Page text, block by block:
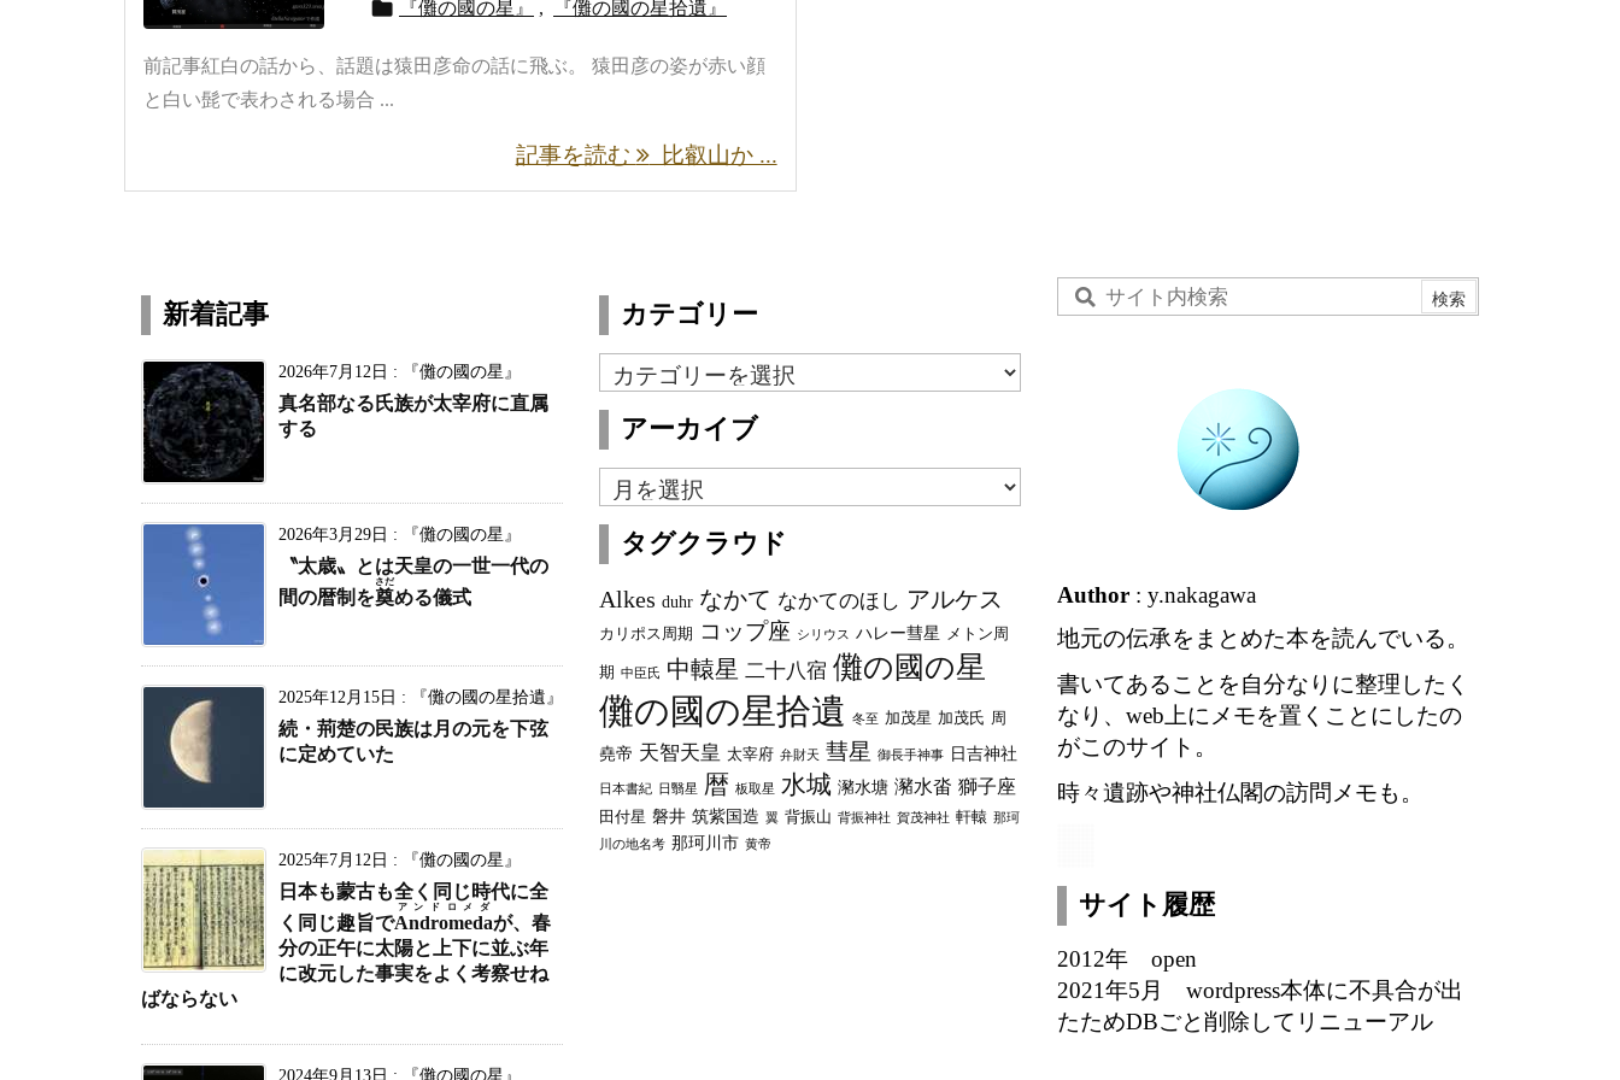
 『儺の國の星』 , 『儺の國の星拾遺』
前記事紅白の話から、話題は猿田彦命の話に飛ぶ。 猿田彦の姿が赤い顔
と白い髭で表わされる場合 ...
記事を読む 比叡山か ...
新着記事
2026年7月12日 : 『儺の國の星』
真名部なる氏族が太宰府に直属
する
2026年3月29日 : 『儺の國の星』
〝太歳〟とは天皇の一世一代の
間の暦制を奠
さだ
める儀式
2025年12月15日 : 『儺の國の星拾遺』
続・荊楚の民族は月の元を下弦
に定めていた
2025年7月12日 : 『儺の國の星』
日本も蒙古も全く同じ時代に全
く同じ趣旨でAndromeda
アンドロメダ
が、春
分の正午に太陽と上下に並ぶ年
に改元した事実をよく考察せね
ばならない
2024年9月13日 : 『儺の國の星』
カテゴリー
カ
テ
リ
ー
アーカイブ
ア
ー
ブ
タグクラウド
Alkes duhr なかて なかてのほし アルケス
カリポス周期 コップ座 シリウス ハレー彗星 メトン周
期 中臣氏 中轅星 二十八宿 儺の國の星
儺の國の星拾遺 冬至 加茂星 加茂氏 周
堯帝 天智天皇 太宰府 弁財天 彗星 御長手神事 日吉神社
日本書紀 日翳星 暦 板取星 水城 瀦水塘 瀦水畓 獅子座
田付星 磐井 筑紫国造 翼 背振山 背振神社 賀茂神社 軒轅 那珂
川の地名考 那珂川市 黄帝
Author : y.nakagawa
地元の伝承をまとめた本を読んでいる。
書いてあることを自分なりに整理したく
なり、web上にメモを置くことにしたの
がこのサイト。
時々遺跡や神社仏閣の訪問メモも。
サイト履歴
2012年 open
2021年5月 wordpress本体に不具合が出
たためDBごと削除してリニューアル